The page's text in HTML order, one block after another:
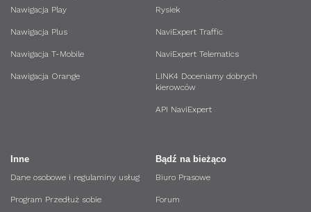
Nawigacja Play
Nawigacja Plus
Nawigacja T-Mobile
Nawigacja Orange
Rysiek
NaviExpert Traffic
NaviExpert Telematics
LINK4 Doceniamy dobrych
kierowców
API NaviExpert
Bądź na bieżąco
Biuro Prasowe
Forum
Inne
Dane osobowe i regulaminy usług
Program Przedłuż sobie